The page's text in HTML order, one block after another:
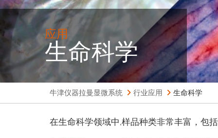
应用
生命科学
牛津仪器拉曼显微系统 行业应用 生命科学
在生命科学领域中,样品种类非常丰富，包